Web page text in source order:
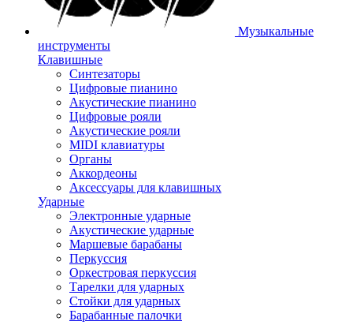
Музыкальные
инструменты
Клавишные
Синтезаторы
Цифровые пианино
Акустические пианино
Цифровые рояли
Акустические рояли
MIDI клавиатуры
Органы
Аккордеоны
Аксессуары для клавишных
Ударные
Электронные ударные
Акустические ударные
Маршевые барабаны
Перкуссия
Оркестровая перкуссия
Тарелки для ударных
Стойки для ударных
Барабанные палочки